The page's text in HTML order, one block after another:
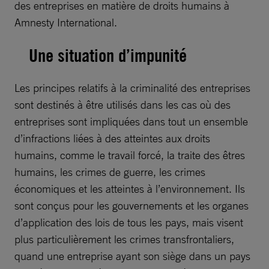
des entreprises en matière de droits humains à
Amnesty International.
Une situation d’impunité
Les principes relatifs à la criminalité des entreprises
sont destinés à être utilisés dans les cas où des
entreprises sont impliquées dans tout un ensemble
d’infractions liées à des atteintes aux droits
humains, comme le travail forcé, la traite des êtres
humains, les crimes de guerre, les crimes
économiques et les atteintes à l’environnement. Ils
sont conçus pour les gouvernements et les organes
d’application des lois de tous les pays, mais visent
plus particulièrement les crimes transfrontaliers,
quand une entreprise ayant son siège dans un pays